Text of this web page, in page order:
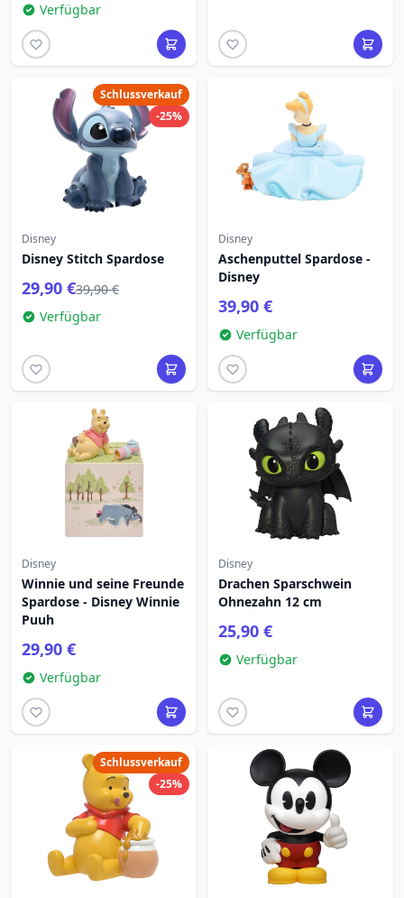
Verfügbar
Schlussverkauf
-25%
Disney
Disney Stitch Spardose
29,90 €39,90 €
Verfügbar
Disney
Aschenputtel Spardose -
Disney
39,90 €
Verfügbar
Disney
Winnie und seine Freunde
Spardose - Disney Winnie
Puuh
29,90 €
Verfügbar
Disney
Drachen Sparschwein
Ohnezahn 12 cm
25,90 €
Verfügbar
Schlussverkauf
-25%